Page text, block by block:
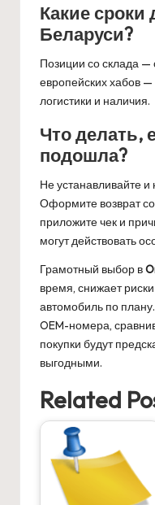
Какие сроки
Беларуси?
Позиции со склада —
европейских хабов —
логистики и наличия.
Что делать,
подошла?
Не устанавливайте и
Оформите возврат
приложите чек и
могут действовать
Грамотный выбор в
время, снижает
автомобиль по
OEM-номера,
покупки будут
выгодными.
Related